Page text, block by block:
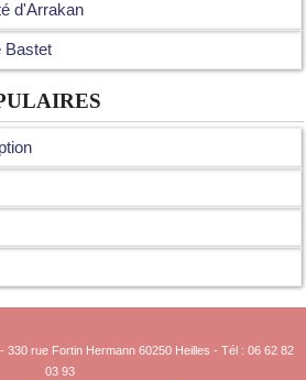
d'Arrakan
Bastet
330 rue Fortin Hermann 60250 Heilles - Tél : 06 62 82
03 93